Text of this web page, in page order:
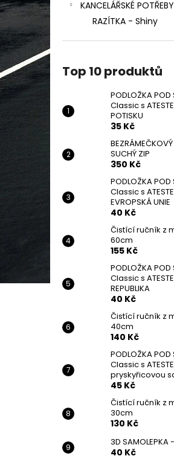
KANCELÁŘSKÉ POTŘEBY
RAZÍTKA - Shiny
Top 10 produktů
PODLOŽKA POD
Classic s
POTISKU
35 Kč
SUCHÝ ZIP
350 Kč
PODLOŽKA POD
Classic s
EVROPSKÁ UNIE
40 Kč
Čistící ručník z
60cm
155 Kč
PODLOŽKA POD
Classic s
REPUBLIKA
40 Kč
Čistící ručník z
40cm
140 Kč
PODLOŽKA POD
Classic s
pryskyřicovou
45 Kč
Čistící ručník z
30cm
130 Kč
3D SAMOLEPKA
40 Kč